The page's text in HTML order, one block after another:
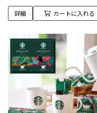
詳細 カートに入れる